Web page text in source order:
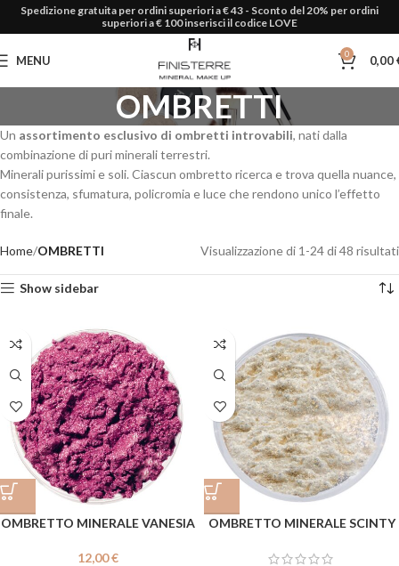
Spedizione gratuita per ordini superiori a € 43 - Sconto del 20% per ordini
superiori a € 100 inserisci il codice LOVE
MENU 0 0,00
OMBRETTI
Un assortimento esclusivo di ombretti introvabili, nati dalla
combinazione di puri minerali terrestri.
Minerali purissimi e soli. Ciascun ombretto ricerca e trova quella nuance,
consistenza, sfumatura, policromia e luce che rendono unico l’effetto
finale.
Home OMBRETTI Visualizzazione di 1-24 di 48 risultati
Show sidebar
OMBRETTO MINERALE VANESIA
12,00€
OMBRETTO MINERALE SCINTY